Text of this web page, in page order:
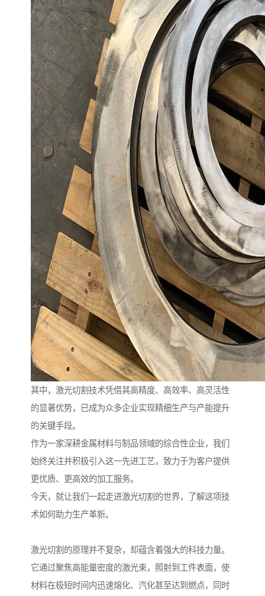
其中，激光切割技术凭借其高精度、高效率、高灵活性
的显著优势，已成为众多企业实现精细生产与产能提升
的关键手段。
作为一家深耕金属材料与制品领域的综合性企业，我们
始终关注并积极引入这一先进工艺，致力于为客户提供
更优质、更高效的加工服务。
今天，就让我们一起走进激光切割的世界，了解这项技
术如何助力生产革新。
激光切割的原理并不复杂，却蕴含着强大的科技力量。
它通过聚焦高能量密度的激光束，照射到工件表面，使
材料在极短时间内迅速熔化、汽化甚至达到燃点，同时